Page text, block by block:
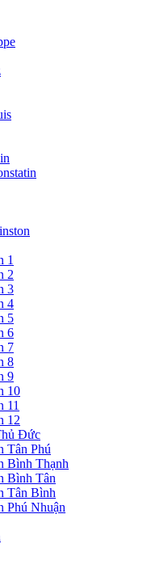
1
2
3
4
5
6
7
8
9
10
11
12
Đức
Tân Phú
Bình Thạnh
Bình Tân
Tân Bình
Phú Nhuận